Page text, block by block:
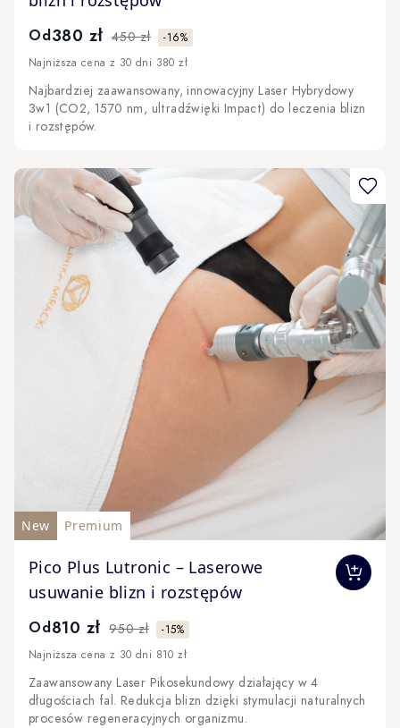
Od380 zł 450 zł
-16%
Najniższa cena z 30 dni 380 zł
Najbardziej zaawansowany, innowacyjny Laser Hybrydowy
3w1 (CO2, 1570 nm, ultradźwięki Impact) do leczenia blizn
i rozstępów.
New Premium
Pico Plus Lutronic – Laserowe
usuwanie blizn i rozstępów
The price depends on the options chosen on the
Od810 zł 950 zł
-15%
Najniższa cena z 30 dni 810 zł
Zaawansowany Laser Pikosekundowy działający w 4
długościach fal. Redukcja blizn dzięki stymulacji naturalnych
procesów regeneracyjnych organizmu.